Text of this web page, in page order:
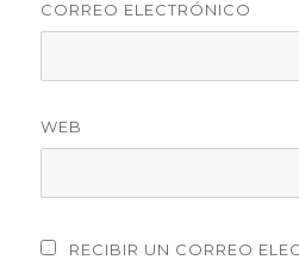
CORREO ELECTRÓNICO
WEB
RECIBIR UN CORREO